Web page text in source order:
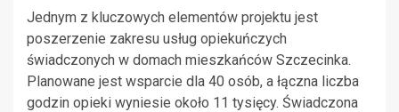
Jednym z kluczowych elementów projektu jest
poszerzenie zakresu usług opiekuńczych
świadczonych w domach mieszkańców Szczecinka.
Planowane jest wsparcie dla 40 osób, a łączna liczba
godzin opieki wyniesie około 11 tysięcy. Świadczona